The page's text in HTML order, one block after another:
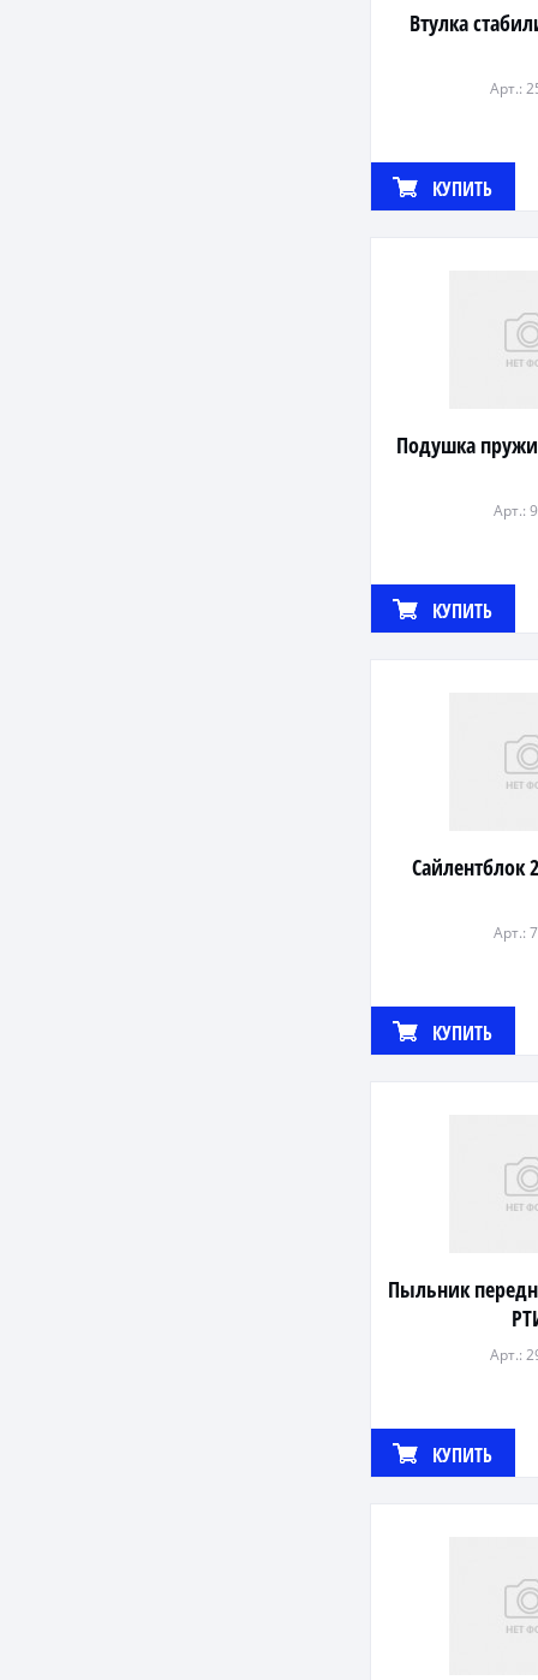
Втулка
Арт.:
КУПИТЬ
Подушка
Арт.:
КУПИТЬ
Сайлентблок
Арт.:
КУПИТЬ
Пыльник
Арт.:
КУПИТЬ